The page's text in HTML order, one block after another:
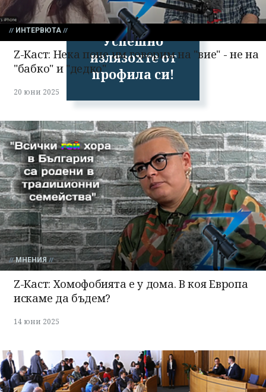
Успешно
излязохте от
профила си!
ИНТЕРВЮТА
Z-Каст: Нека поне им говорим на "вие" - не на
"бабко" и "дедко"
20 юни 2025
МНЕНИЯ
Z-Каст: Хомофобията е у дома. В коя Европа
искаме да бъдем?
14 юни 2025